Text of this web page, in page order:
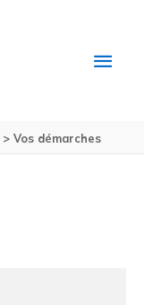
Vos démarches